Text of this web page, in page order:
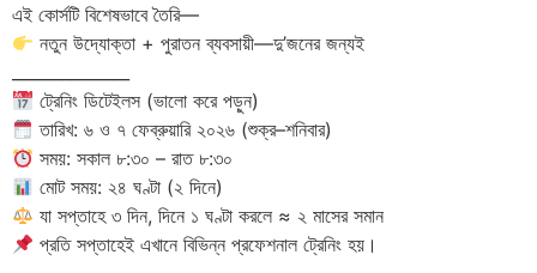
এই কোর্সটি বিশেষভাবে তৈরি—
নতুন উদ্যোক্তা + পুরাতন ব্যবসায়ী—দু’জনের জন্যই
ট্রেনিং ডিটেইলস (ভালো করে পড়ুন)
তারিখ: ৬ ও ৭ ফেব্রুয়ারি ২০২৬ (শুক্র–শনিবার)
সময়: সকাল ৮:৩০ – রাত ৮:৩০
মোট সময়: ২৪ ঘণ্টা (২ দিনে)
যা সপ্তাহে ৩ দিন, দিনে ১ ঘণ্টা করলে ≈ ২ মাসের সমান
প্রতি সপ্তাহেই এখানে বিভিন্ন প্রফেশনাল ট্রেনিং হয়।